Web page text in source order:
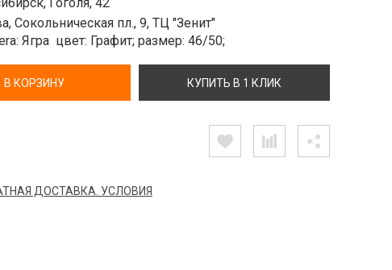
Сокольническая пл., 9, ТЦ "Зенит"
Ягра цвет: Графит; размер: 46/50;
В КОРЗИНУ КУПИТЬ В 1 КЛИК
ДОСТАВКА. УСЛОВИЯ